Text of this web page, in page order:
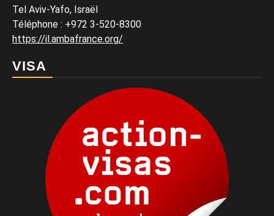
Tel Aviv-Yafo, Israël
Téléphone : +972 3-520-8300
https://il.ambafrance.org/
VISA